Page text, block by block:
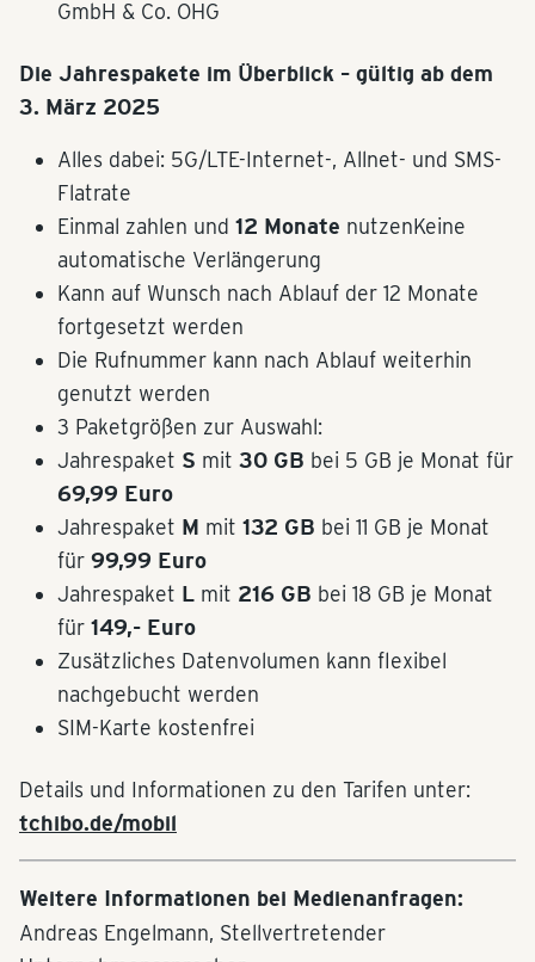
GmbH & Co. OHG
Die Jahrespakete im Überblick – gültig ab dem
3. März 2025
Alles dabei: 5G/LTE-Internet-, Allnet- und SMS-
Flatrate
Einmal zahlen und 12 Monate nutzenKeine
automatische Verlängerung
Kann auf Wunsch nach Ablauf der 12 Monate
fortgesetzt werden
Die Rufnummer kann nach Ablauf weiterhin
genutzt werden
3 Paketgrößen zur Auswahl:
Jahrespaket S mit 30 GB bei 5 GB je Monat für
69,99 Euro
Jahrespaket M mit 132 GB bei 11 GB je Monat
für 99,99 Euro
Jahrespaket L mit 216 GB bei 18 GB je Monat
für 149,- Euro
Zusätzliches Datenvolumen kann flexibel
nachgebucht werden
SIM-Karte kostenfrei
Details und Informationen zu den Tarifen unter:
tchibo.de/mobil
Weitere Informationen bei Medienanfragen:
Andreas Engelmann, Stellvertretender